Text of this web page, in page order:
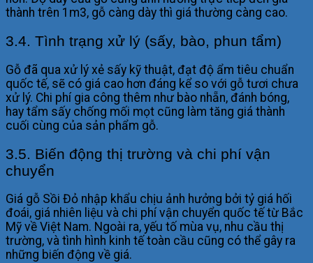
thành trên 1m3, gỗ càng dày thì giá thường càng cao.
3.4. Tình trạng xử lý (sấy, bào, phun tẩm)
Gỗ đã qua xử lý xẻ sấy kỹ thuật, đạt độ ẩm tiêu chuẩn
quốc tế, sẽ có giá cao hơn đáng kể so với gỗ tươi chưa
xử lý. Chi phí gia công thêm như bào nhẵn, đánh bóng,
hay tẩm sấy chống mối mọt cũng làm tăng giá thành
cuối cùng của sản phẩm gỗ.
3.5. Biến động thị trường và chi phí vận
chuyển
Giá gỗ Sồi Đỏ nhập khẩu chịu ảnh hưởng bởi tỷ giá hối
đoái, giá nhiên liệu và chi phí vận chuyển quốc tế từ Bắc
Mỹ về Việt Nam. Ngoài ra, yếu tố mùa vụ, nhu cầu thị
trường, và tình hình kinh tế toàn cầu cũng có thể gây ra
những biến động về giá.